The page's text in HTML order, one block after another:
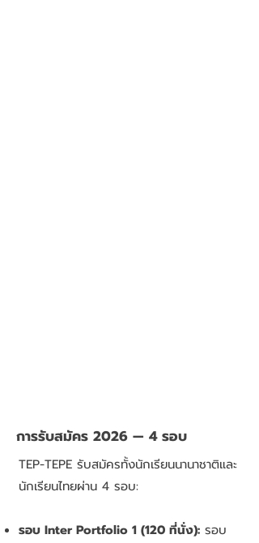
การรับสมัคร 2026 — 4 รอบ
TEP-TEPE รับสมัครทั้งนักเรียนนานาชาติและ
นักเรียนไทยผ่าน 4 รอบ:
รอบ Inter Portfolio 1 (120 ที่นั่ง): รอบ